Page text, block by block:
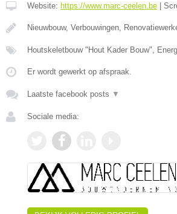
Website: https://www.marc-ceelen.be
Nieuwbouw, Verbouwingen,
Houtskeletbouw "Hout Kader Bouw",
Er wordt gewerkt op afspraak.
Laatste facebook posts ▼
Sociale media: